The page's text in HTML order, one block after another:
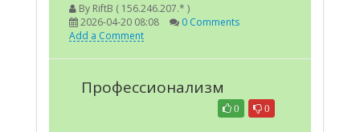
By RiftB ( 156.246.207.* )
2026-04-20 08:08
0 Comments
Add a Comment
Профессионализм
0
0